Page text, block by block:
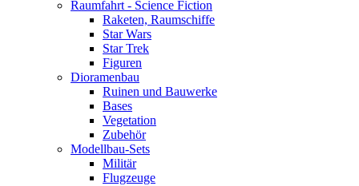
Raumfahrt - Science Fiction
Raketen, Raumschiffe
Star Wars
Star Trek
Figuren
Dioramenbau
Ruinen und Bauwerke
Bases
Vegetation
Zubehör
Modellbau-Sets
Militär
Flugzeuge